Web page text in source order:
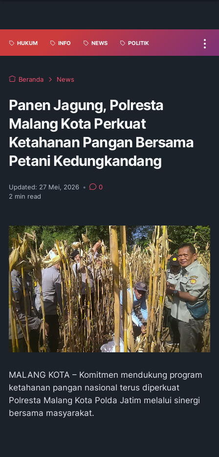
HUKUM INFO NEWS POLITIK
Beranda News
Panen Jagung, Polresta
Malang Kota Perkuat
Ketahanan Pangan Bersama
Petani Kedungkandang
Updated: 27 Mei, 2026 •
0
2 min read
MALANG KOTA – Komitmen mendukung program
ketahanan pangan nasional terus diperkuat
Polresta Malang Kota Polda Jatim melalui sinergi
bersama masyarakat.